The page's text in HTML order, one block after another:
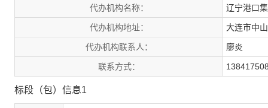
代办机构名称： 辽宁港口
代办机构地址： 大连市中
代办机构联系人： 廖炎
联系方式：
标段（包）信息1